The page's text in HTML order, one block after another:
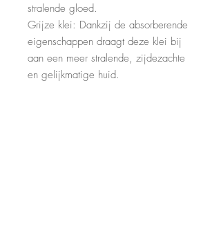
stralende gloed.
Grijze klei: Dankzij de absorberende
eigenschappen draagt deze klei bij
aan een meer stralende, zijdezachte
en gelijkmatige huid.